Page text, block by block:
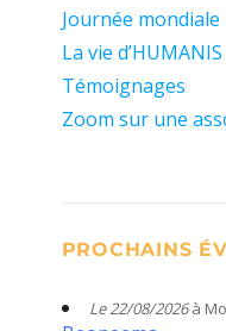
Journée mondiale
La vie d’HUMANIS
Témoignages
Zoom sur une
PROCHAINS
Le 22/08/2026à